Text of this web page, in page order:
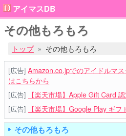
アイマスDB
その他もろもろ
トップ その他もろもろ
[広告] Amazon.co.jpでのアイドルマ
はこちらから
[広告]
【楽天市場】Apple Gift Card
[広告]
【楽天市場】Google Play ギ
その他もろもろ